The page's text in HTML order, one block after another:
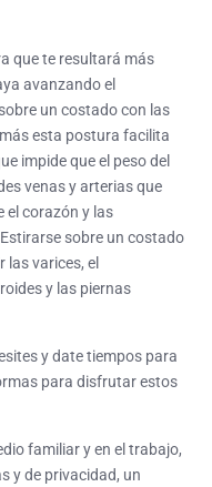
que te resultará más
avanzando el
un costado con las
esta postura facilita
impide que el peso del
venas y arterias que
el corazón y las
sobre un costado
varices, el
y las piernas
y date tiempos para
para disfrutar estos
familiar y en el trabajo,
y de privacidad, un